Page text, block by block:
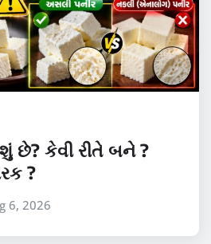
છે? કેવી રીતે બને ?
?
6, 2026